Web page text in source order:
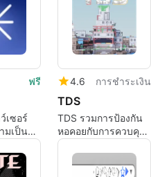
ฟรี
เซอร์
มเป็น
ผู้ที่ชื่น
บง่าย
ง
4.6 การชำระเงิน
TDS
TDS รวมการป้องกัน
หอคอยกับการควบคุม
เรือ RTS แบบแอคทีฟ